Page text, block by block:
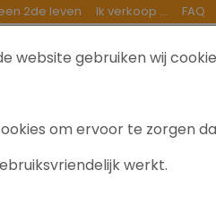
website gebruiken wij
om ervoor te zorgen
werkt.
2de leven Ik verkoop ... FAQ
DOELEN OVER ONS
RID